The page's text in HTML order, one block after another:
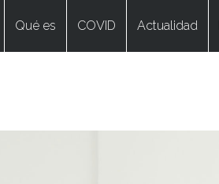
Qué es COVID Actualidad